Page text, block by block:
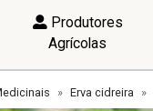
Produtores
Agrícolas
Erva cidreira